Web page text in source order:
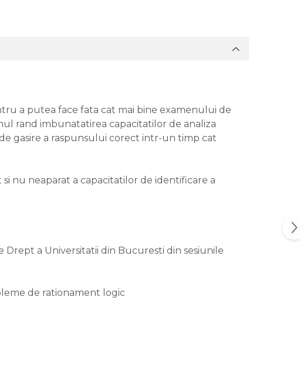
a putea face fata cat mai bine examenului de
rand imbunatatirea capacitatilor de analiza
gasire a raspunsului corect intr-un timp cat
nu neaparat a capacitatilor de identificare a
a Universitatii din Bucuresti din sesiunile
de rationament logic